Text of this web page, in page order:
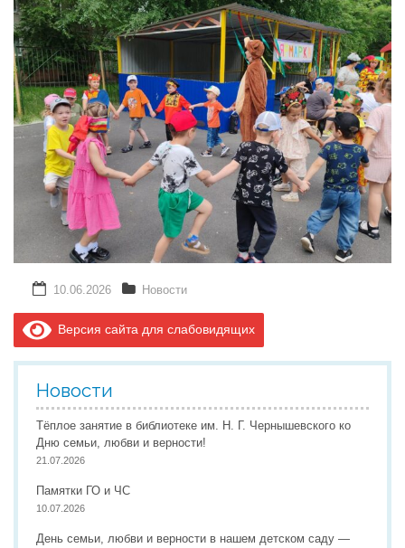
10.06.2026 Новости
Версия сайта для слабовидящих
Новости
Тёплое занятие в библиотеке им. Н. Г. Чернышевского ко
Дню семьи, любви и верности!
21.07.2026
Памятки ГО и ЧС
10.07.2026
День семьи, любви и верности в нашем детском саду —